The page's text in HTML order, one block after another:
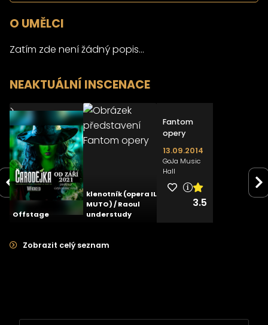
O UMĚLCI
Zatím zde není žádný popis...
NEAKTUÁLNÍ INSCENACE
Offstage
>
Čarodějka
2.9
klenotník (opera IL
MUTO) / Raoul
understudy
>
Fantom
opery
13.09.2014
GoJa Music
Hall
3.5
Zobrazit celý seznam